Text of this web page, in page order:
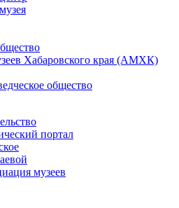
Хабаровского края (АМХК)
общество
портал
музеев